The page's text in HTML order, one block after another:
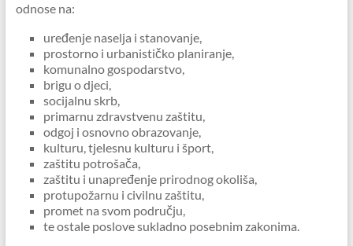
odnose na:
uređenje naselja i stanovanje,
prostorno i urbanističko planiranje,
komunalno gospodarstvo,
brigu o djeci,
socijalnu skrb,
primarnu zdravstvenu zaštitu,
odgoj i osnovno obrazovanje,
kulturu, tjelesnu kulturu i šport,
zaštitu potrošača,
zaštitu i unapređenje prirodnog okoliša,
protupožarnu i civilnu zaštitu,
promet na svom području,
te ostale poslove sukladno posebnim zakonima.